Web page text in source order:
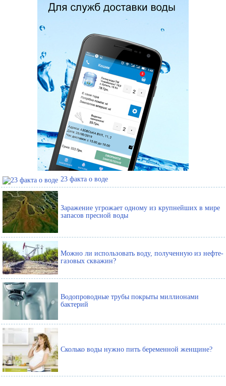
23 факта о воде
Заражение угрожает одному из крупнейших в мире
запасов пресной воды
Можно ли использовать воду, полученную из нефте-
газовых скважин?
Водопроводные трубы покрыты миллионами
бактерий
Сколько воды нужно пить беременной женщине?